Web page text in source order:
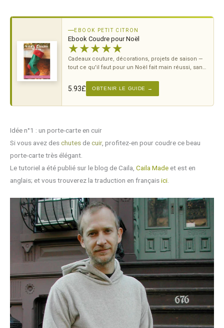
EBOOK PETIT CITRON
Ebook Coudre pour Noël
★★★★★
Cadeaux couture, décorations, projets de saison —
tout ce qu'il faut pour un Noël fait main réussi, sans
5.93£ OBTENIR LE GUIDE →
Idée n°1 : un porte-carte en cuir
Si vous avez deschutes decuir, profitez-en pour coudre ce beau
porte-carte très élégant.
Le tutoriel a été publié sur le blog de Caila, Caila Made et est en
anglais; et vous trouverez la traduction en françaisici